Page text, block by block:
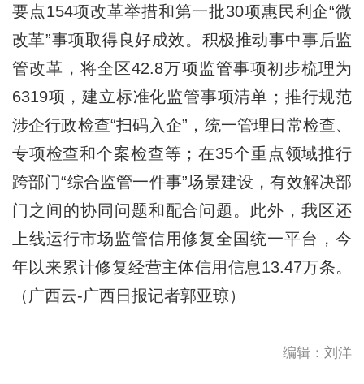
要点154项改革举措和第一批30项惠民利企“微
改革”事项取得良好成效。积极推动事中事后监
管改革，将全区42.8万项监管事项初步梳理为
6319项，建立标准化监管事项清单；推行规范
涉企行政检查“扫码入企”，统一管理日常检查、
专项检查和个案检查等；在35个重点领域推行
跨部门“综合监管一件事”场景建设，有效解决部
门之间的协同问题和配合问题。此外，我区还
上线运行市场监管信用修复全国统一平台，今
年以来累计修复经营主体信用信息13.47万条。
（广西云-广西日报记者郭亚琼）
编辑：刘洋